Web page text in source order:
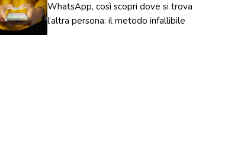
WhatsApp, così scopri dove si trova
l’altra persona: il metodo infallibile